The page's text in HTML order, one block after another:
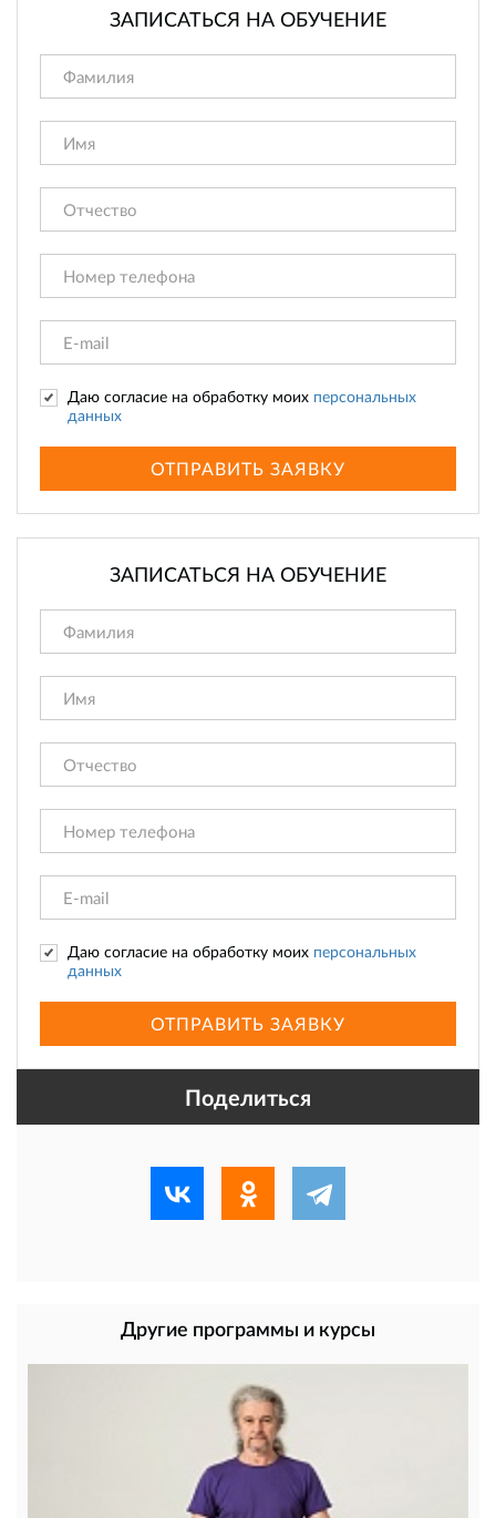
ЗАПИСАТЬСЯ НА ОБУЧЕНИЕ
Даю согласие на обработку моих персональных
данных
ОТПРАВИТЬ ЗАЯВКУ
ЗАПИСАТЬСЯ НА ОБУЧЕНИЕ
Даю согласие на обработку моих персональных
данных
ОТПРАВИТЬ ЗАЯВКУ
Поделиться
Другие программы и курсы